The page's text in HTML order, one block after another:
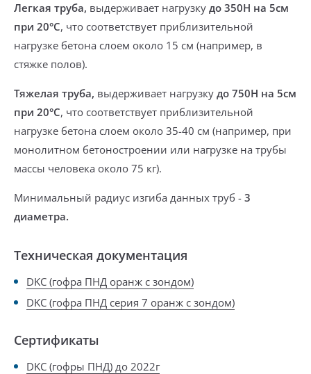
Легкая труба, выдерживает нагрузку до 350Н на 5см
при 20°С, что соответствует приблизительной
нагрузке бетона слоем около 15 см (например, в
стяжке полов).
Тяжелая труба, выдерживает нагрузку до 750Н на 5см
при 20°С, что соответствует приблизительной
нагрузке бетона слоем около 35-40 см (например, при
монолитном бетоностроении или нагрузке на трубы
массы человека около 75 кг).
Минимальный радиус изгиба данных труб - 3
диаметра.
Техническая документация
DKC (гофра ПНД оранж с зондом)
DKC (гофра ПНД серия 7 оранж с зондом)
Сертификаты
DKC (гофры ПНД) до 2022г